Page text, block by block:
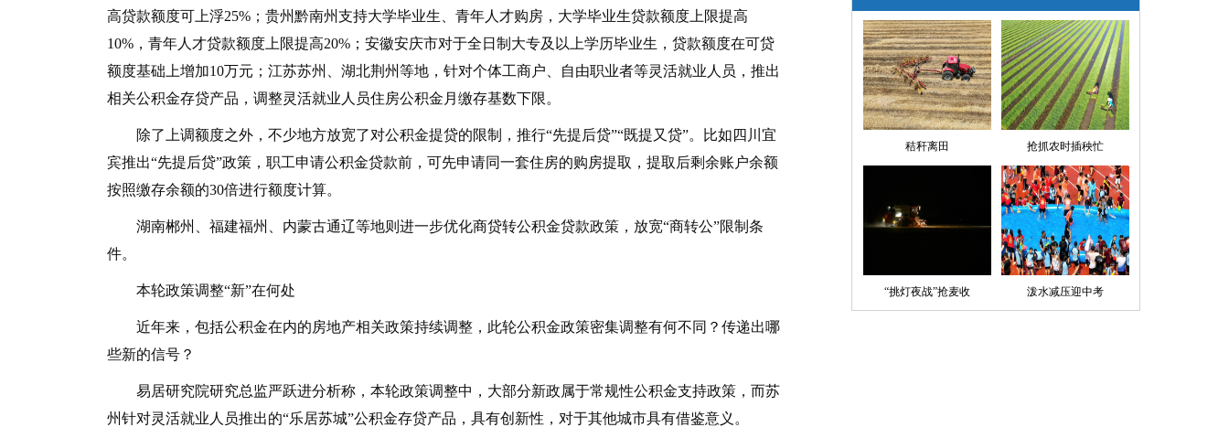
高贷款额度可上浮25%；贵州黔南州支持大学毕业生、青年人才购房，大学毕业生贷款额度上限提高
10%，青年人才贷款额度上限提高20%；安徽安庆市对于全日制大专及以上学历毕业生，贷款额度在可贷
额度基础上增加10万元；江苏苏州、湖北荆州等地，针对个体工商户、自由职业者等灵活就业人员，推出
相关公积金存贷产品，调整灵活就业人员住房公积金月缴存基数下限。
除了上调额度之外，不少地方放宽了对公积金提贷的限制，推行“先提后贷”“既提又贷”。比如四川宜
宾推出“先提后贷”政策，职工申请公积金贷款前，可先申请同一套住房的购房提取，提取后剩余账户余额
按照缴存余额的30倍进行额度计算。
湖南郴州、福建福州、内蒙古通辽等地则进一步优化商贷转公积金贷款政策，放宽“商转公”限制条
件。
本轮政策调整“新”在何处
近年来，包括公积金在内的房地产相关政策持续调整，此轮公积金政策密集调整有何不同？传递出哪
些新的信号？
易居研究院研究总监严跃进分析称，本轮政策调整中，大部分新政属于常规性公积金支持政策，而苏
州针对灵活就业人员推出的“乐居苏城”公积金存贷产品，具有创新性，对于其他城市具有借鉴意义。
秸秆离田 抢抓农时插秧忙
“挑灯夜战”抢麦收 泼水减压迎中考